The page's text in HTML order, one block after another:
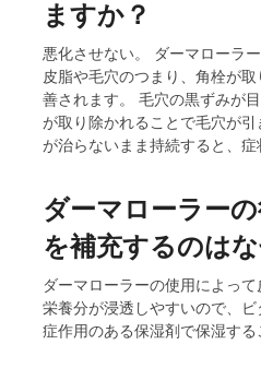
ますか？
悪化させない。 ダーマローラ
皮脂や毛穴のつまり、角栓が
善されます。 毛穴の黒ずみが
が取り除かれることで毛穴が
が治らないまま持続すると、症
ダーマローラー
を補充するのは
ダーマローラーの使用によって
栄養分が浸透しやすいので、
症作用のある保湿剤で保湿する